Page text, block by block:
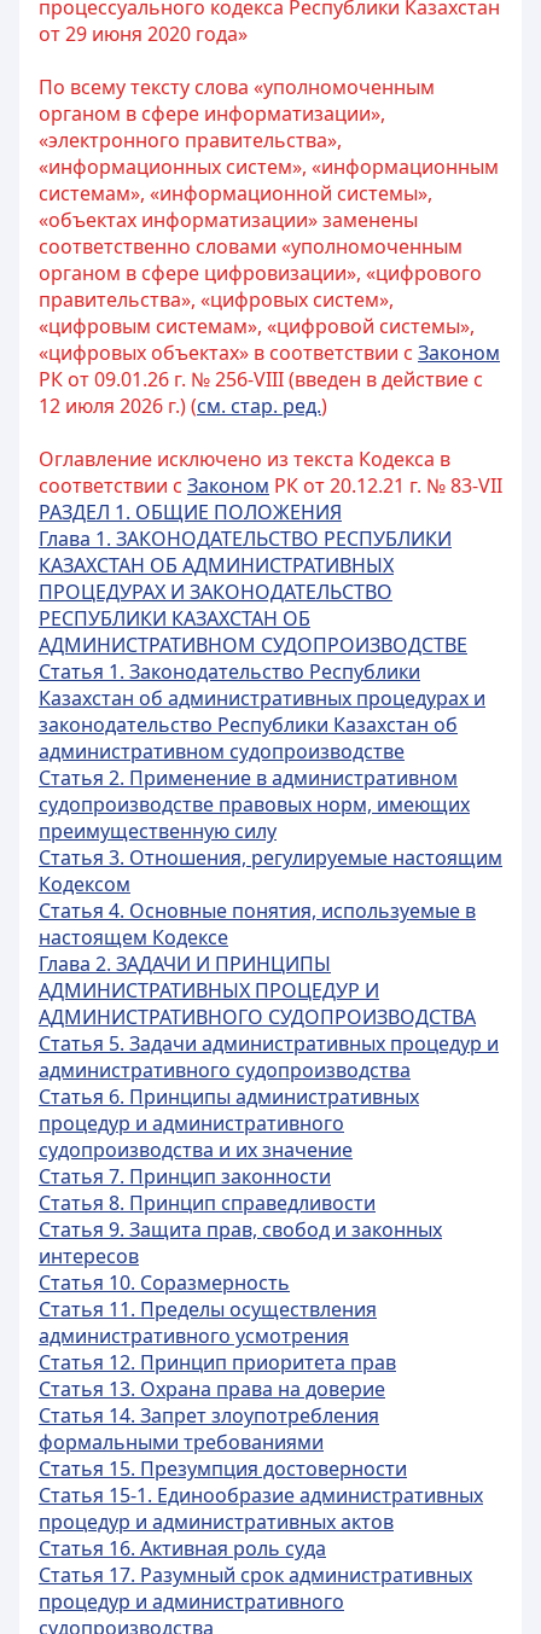
процессуального кодекса Республики Казахстан
от 29 июня 2020 года»
По всему тексту слова «уполномоченным
органом в сфере информатизации»,
«электронного правительства»,
«информационных систем», «информационным
системам», «информационной системы»,
«объектах информатизации» заменены
соответственно словами «уполномоченным
органом в сфере цифровизации», «цифрового
правительства», «цифровых систем»,
«цифровым системам», «цифровой системы»,
«цифровых объектах» в соответствии с Законом
РК от 09.01.26 г. № 256-VIII (введен в действие с
12 июля 2026 г.) (см. стар. ред.)
Оглавление исключено из текста Кодекса в
соответствии с Законом РК от 20.12.21 г. № 83-VII
РАЗДЕЛ 1. ОБЩИЕ ПОЛОЖЕНИЯ
Глава 1. ЗАКОНОДАТЕЛЬСТВО РЕСПУБЛИКИ
КАЗАХСТАН ОБ АДМИНИСТРАТИВНЫХ
ПРОЦЕДУРАХ И ЗАКОНОДАТЕЛЬСТВО
РЕСПУБЛИКИ КАЗАХСТАН ОБ
АДМИНИСТРАТИВНОМ СУДОПРОИЗВОДСТВЕ
Статья 1. Законодательство Республики
Казахстан об административных процедурах и
законодательство Республики Казахстан об
административном судопроизводстве
Статья 2. Применение в административном
судопроизводстве правовых норм, имеющих
преимущественную силу
Статья 3. Отношения, регулируемые настоящим
Кодексом
Статья 4. Основные понятия, используемые в
настоящем Кодексе
Глава 2. ЗАДАЧИ И ПРИНЦИПЫ
АДМИНИСТРАТИВНЫХ ПРОЦЕДУР И
АДМИНИСТРАТИВНОГО СУДОПРОИЗВОДСТВА
Статья 5. Задачи административных процедур и
административного судопроизводства
Статья 6. Принципы административных
процедур и административного
судопроизводства и их значение
Статья 7. Принцип законности
Статья 8. Принцип справедливости
Статья 9. Защита прав, свобод и законных
интересов
Статья 10. Соразмерность
Статья 11. Пределы осуществления
административного усмотрения
Статья 12. Принцип приоритета прав
Статья 13. Охрана права на доверие
Статья 14. Запрет злоупотребления
формальными требованиями
Статья 15. Презумпция достоверности
Статья 15-1. Единообразие административных
процедур и административных актов
Статья 16. Активная роль суда
Статья 17. Разумный срок административных
процедур и административного
судопроизводства